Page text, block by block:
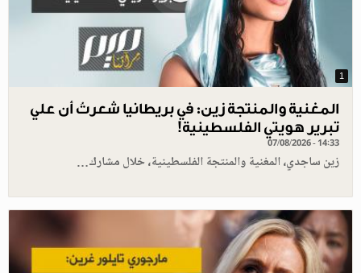
1
المغنية والمنتجة زين: في بريطانيا شعرتُ أن علي
تبرير هويتي الفلسطينية!
07/08/2026 - 14:33
زين ساجدي، المغنية والمنتجة الفلسطينية، خلال مشارك…